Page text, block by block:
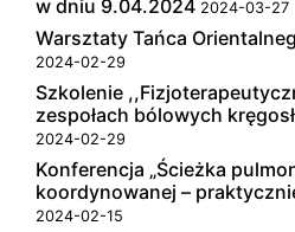
w dniu 9.04.2024 2024-03-27
Warsztaty Tańca
2024-02-29
Szkolenie
zespołach bólowych
2024-02-29
Konferencja „Ścieżka
koordynowanej –
2024-02-15